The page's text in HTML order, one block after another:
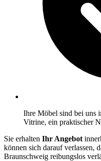
Ihre Möbel sind bei uns
Vitrine, ein praktischer
Sie erhalten Ihr Angebot
können sich darauf verlassen,
Braunschweig reibungslos